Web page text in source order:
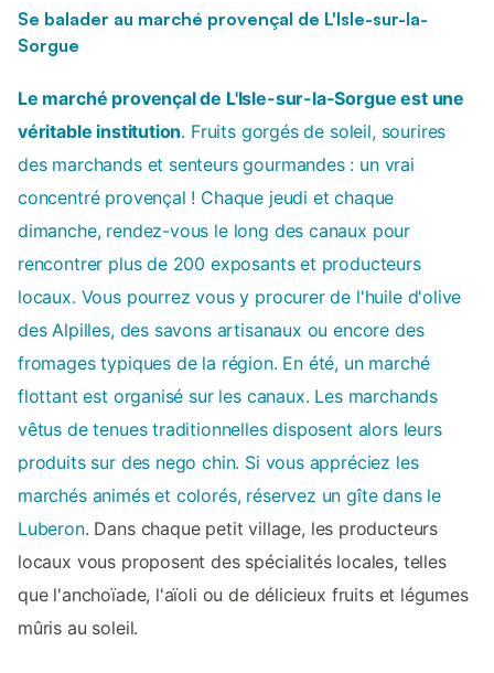
Se balader au marché provençal de L'Isle-sur-la-
Sorgue
Le marché provençal de L'Isle-sur-la-Sorgue est une
véritable institution. Fruits gorgés de soleil, sourires
des marchands et senteurs gourmandes : un vrai
concentré provençal ! Chaque jeudi et chaque
dimanche, rendez-vous le long des canaux pour
rencontrer plus de 200 exposants et producteurs
locaux. Vous pourrez vous y procurer de l'huile d'olive
des Alpilles, des savons artisanaux ou encore des
fromages typiques de la région. En été, un marché
flottant est organisé sur les canaux. Les marchands
vêtus de tenues traditionnelles disposent alors leurs
produits sur des nego chin. Si vous appréciez les
marchés animés et colorés, réservez ungîte dans le
Luberon. Dans chaque petit village, les producteurs
locaux vous proposent des spécialités locales, telles
que l'anchoïade, l'aïoli ou de délicieux fruits et légumes
mûris au soleil.